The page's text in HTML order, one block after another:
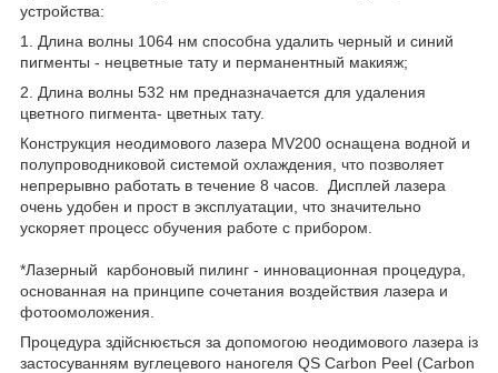
устройства:
1. Длина волны 1064 нм способна удалить черный и синий
пигменты - нецветные тату и перманентный макияж;
2. Длина волны 532 нм предназначается для удаления
цветного пигмента- цветных тату.
Конструкция неодимового лазера MV200 оснащена водной и
полупроводниковой системой охлаждения, что позволяет
непрерывно работать в течение 8 часов. Дисплей лазера
очень удобен и прост в эксплуатации, что значительно
ускоряет процесс обучения работе с прибором.
*Лазерный карбоновый пилинг - инновационная процедура,
основанная на принципе сочетания воздействия лазера и
фотоомоложения.
Процедура здійснюється за допомогою неодимового лазера із
застосуванням вуглецевого наногеля QS Carbon Peel (Carbon